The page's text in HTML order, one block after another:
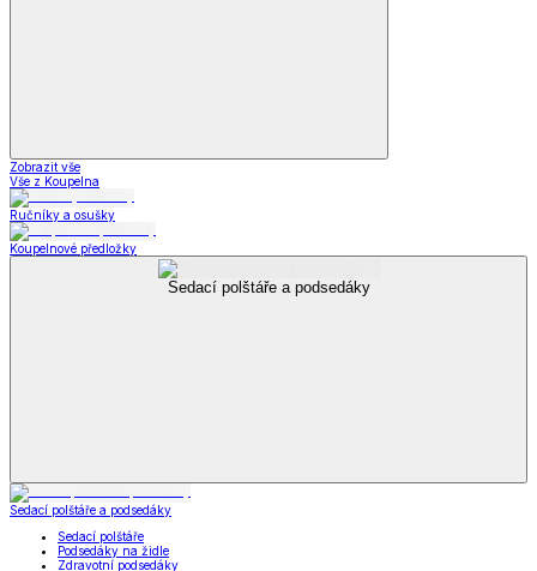
Zobrazit vše
Vše z Koupelna
Ručníky a osušky
Koupelnové předložky
Sedací polštáře a podsedáky
Sedací polštáře a podsedáky
Sedací polštáře
Podsedáky na židle
Zdravotní podsedáky